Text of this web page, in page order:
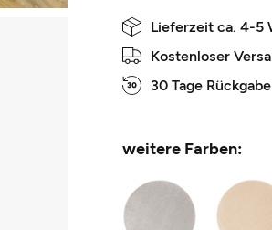
Lieferzeit ca. 4-5
Kostenloser
30 Tage
weitere Farben: